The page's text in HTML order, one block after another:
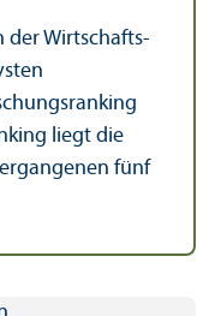
der Wirtschafts­
liegt die
fünf